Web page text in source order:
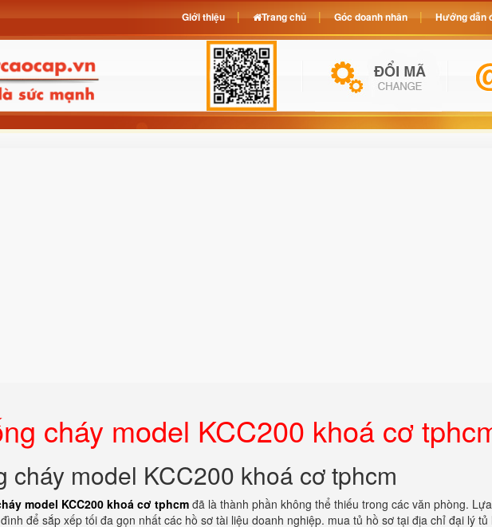
cháy model KCC200 khoá cơ
cháy model KCC200 khoá cơ tphcm
model KCC200 khoá cơ tphcmđã là thành phần không thể thiếu trong các văn phòng.
để sắp xếp tối đa gọn nhất các hồ sơ tài liệu doanh nghiệp. mua tủ hồ sơ tại địa chỉ đại lý tủ
Giới thiệu Trang chủ Góc doanh nhân Hướng dẫn